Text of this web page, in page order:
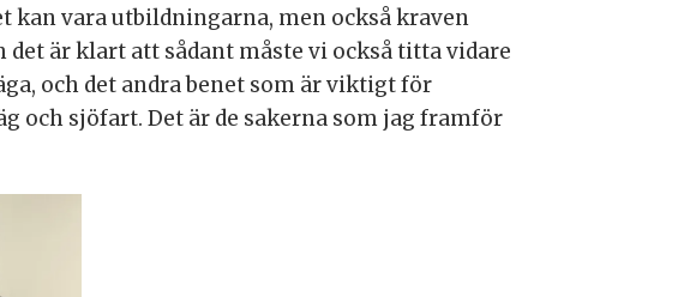
kan vara utbildningarna, men också kraven
är klart att sådant måste vi också titta vidare
och det andra benet som är viktigt för
sjöfart. Det är de sakerna som jag framför